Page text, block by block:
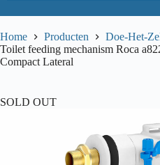
Home Producten
Doe-Het-
Toilet feeding mechanism Roca
Compact Lateral
SOLD OUT